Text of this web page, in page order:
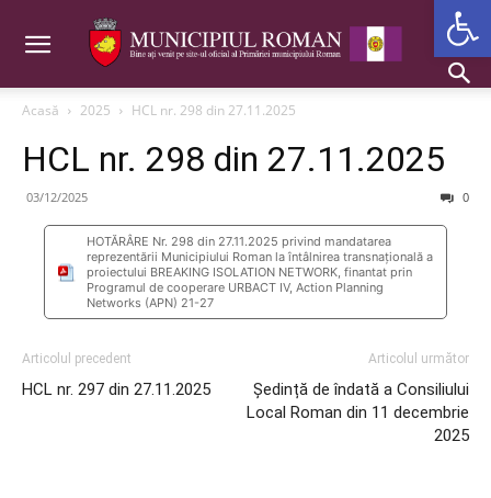
Acasă 2025 HCL nr. 298 din 27.11.2025
HCL nr. 298 din 27.11.2025
03/12/2025 0
HOTĂRÂRE Nr. 298 din 27.11.2025 privind mandatarea
reprezentării Municipiului Roman la întâlnirea transnațională a
proiectului BREAKING ISOLATION NETWORK, finantat prin
Programul de cooperare URBACT IV, Action Planning
Networks (APN) 21-27
Articolul precedent
HCL nr. 297 din 27.11.2025
Articolul următor
Ședință de îndată a Consiliului
Local Roman din 11 decembrie
2025